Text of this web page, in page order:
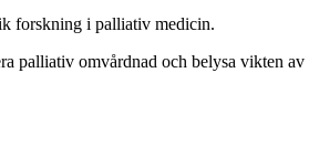
forskning i palliativ medicin.
palliativ omvårdnad och belysa vikten